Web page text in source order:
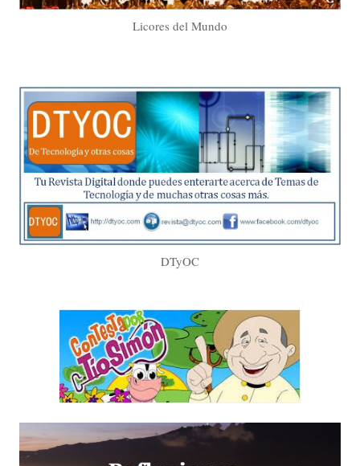
Licores del Mundo
DTyOC